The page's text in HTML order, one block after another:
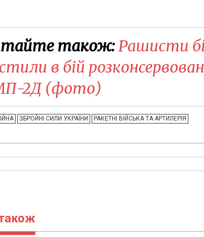
також:Рашисти
в бій
2Д (фото)
ЗБРОЙНІ СИЛИ УКРАЇНИ РАКЕТНІ ВІЙСЬКА ТА АРТИЛЕРІЯ